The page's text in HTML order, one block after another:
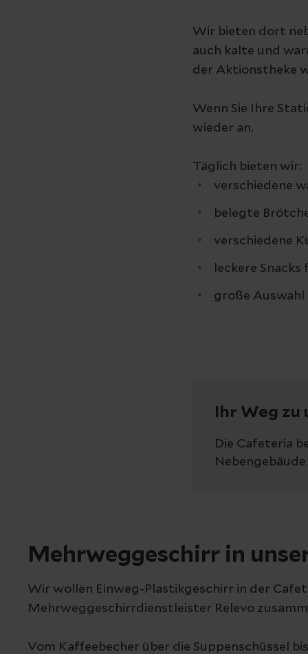
Wir bieten dort
auch kalte und
der Aktionstheke
Wenn Sie Ihre
wieder an.
Täglich bieten wir:
verschiedene
belegte
verschiedene
leckere
große
Ihr Weg zu
Die Cafeteria
Mehrweggeschirr in
Wir wollen Einweg-Plastikgeschirr in der
Mehrweggeschirrdienstleister Relevo
Vom Kaffeebecher über die Suppenschüssel